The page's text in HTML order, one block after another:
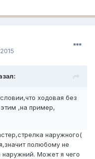
ходовая без
,на пример,
наружного(
полюбому не
наружний. Может я чего